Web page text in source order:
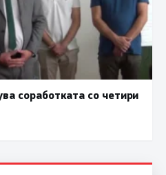
соработката со четири